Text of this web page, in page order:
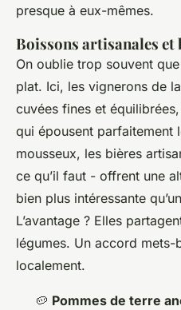
presque à eux-mêmes.
Boissons artisanales et
On oublie trop souvent
plat. Ici, les vignerons de
cuvées fines et
qui épousent parfaitement
mousseux, les bières
ce qu’il faut - offrent une
bien plus intéressante
L’avantage ? Elles
légumes. Un accord
localement.
🥔 Pommes de terre